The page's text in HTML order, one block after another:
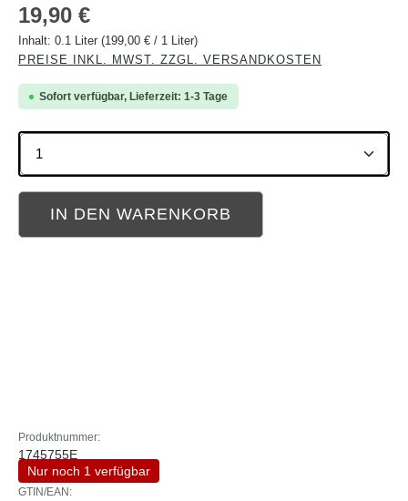
Regulärer Preis:
19,90 €
Inhalt: 0.1 Liter (199,00 € / 1 Liter)
PREISE INKL. MWST. ZZGL. VERSANDKOSTEN
Sofort verfügbar, Lieferzeit: 1-3 Tage
Produkt Anzahl: Gib den gewünschten Wert ein
IN DEN WARENKORB
Produktnummer:
1745755E
Nur noch 1 verfügbar
GTIN/EAN: